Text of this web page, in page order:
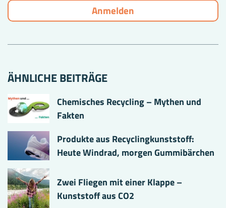
ÄHNLICHE BEITRÄGE
Chemisches Recycling – Mythen und
Fakten
Produkte aus Recyclingkunststoff:
Heute Windrad, morgen Gummibärchen
Zwei Fliegen mit einer Klappe –
Kunststoff aus CO2